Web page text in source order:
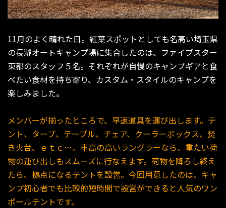
11月のよく晴れた日。紅葉スポットとしても名高い埼玉県
の長瀞オートキャンプ場に集合したのは、ファイブスター
東都のスタッフ５名。それぞれが自慢のキャンプギアと食
べたい食材を持ち寄り、カスタム・スタイルのキャンプを
楽しみました。
メンバーが揃ったところで、早速道具を運び出します。テ
ント、タープ、テーブル、チェア、クーラーボックス、焚
き火台、ｅｔｃ…。車高の高いラングラーなら、重たい荷
物の運び出しもスムーズに行なえます。荷物を降ろし終え
たら、拠点になるテントを設営。今回用意したのは、キャ
ンプ初心者でも比較的短時間で設営ができると人気のワン
ポールテントです。